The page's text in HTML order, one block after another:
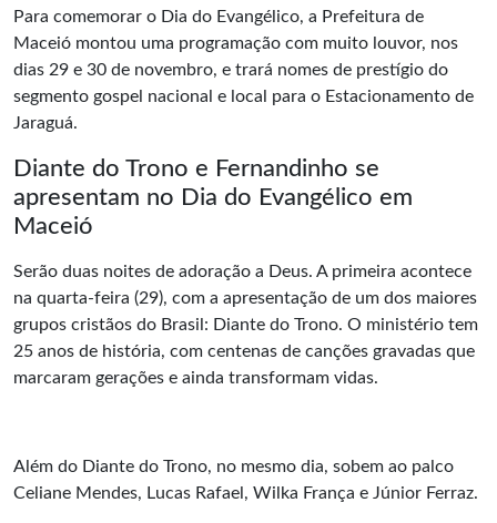
Para comemorar o Dia do Evangélico, a Prefeitura de
Maceió montou uma programação com muito louvor, nos
dias 29 e 30 de novembro, e trará nomes de prestígio do
segmento gospel nacional e local para o Estacionamento de
Jaraguá.
Diante do Trono e Fernandinho se
apresentam no Dia do Evangélico em
Maceió
Serão duas noites de adoração a Deus. A primeira acontece
na quarta-feira (29), com a apresentação de um dos maiores
grupos cristãos do Brasil: Diante do Trono. O ministério tem
25 anos de história, com centenas de canções gravadas que
marcaram gerações e ainda transformam vidas.
Além do Diante do Trono, no mesmo dia, sobem ao palco
Celiane Mendes, Lucas Rafael, Wilka França e Júnior Ferraz.